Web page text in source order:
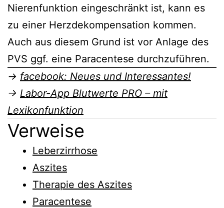
Nierenfunktion eingeschränkt ist, kann es
zu einer Herzdekompensation kommen.
Auch aus diesem Grund ist vor Anlage des
PVS ggf. eine Paracentese durchzuführen.
→ facebook: Neues und Interessantes!
→ Labor-App Blutwerte PRO – mit
Lexikonfunktion
Verweise
Leberzirrhose
Aszites
Therapie des Aszites
Paracentese